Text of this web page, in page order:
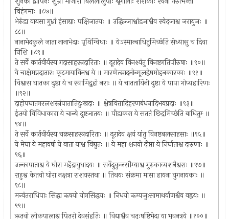
विहंगमाः ॥८७॥
भेरुंडा वायसा गुध्रां हंसाद्याः पक्षिजातयः ॥ उद्धिज्जाश्वांडजाश्वैव स्वेदजाश्व जरायुजः ॥
८८॥
नानाभेदकुले जाता नानाभेदाः पृथिग्विधाः ॥ येऽस्मान्बाधितुमिच्छंति सेध्यासु च दिवा
निशि ॥८९॥
ते सर्वे कार्तवीर्यस्य गदासाहस्त्रदारिताः ॥ दूरादेव विनश्यंतु विनष्टगतिपौरुषाः ॥९०॥
ये चाक्षेमप्रदातारः कूटमायाविनश्व ये ॥ मारणेत्सादनोन्मूलद्वेषमोहनकारकाः ॥९१॥
विश्वास घातका दुष्टा ये च स्वामिद्रुहो नराः ॥ ये चाततायिनी दुष्टा ये पापा गोप्यहारिणः
॥९२॥
दाहोपघातगरलशस्त्रंपातातिदुःखदाः ॥ क्षेत्रवित्तादिहरणबंधनादिभयप्रदाः ॥९३॥
ईतयो विविधाकारा ये चान्ये दुष्टजातयः ॥ पीडाकरा ये सततं छिद्रमिच्छंति बाधितुम्‍ ॥
९४॥
ते सर्वे कार्तवीर्यस्य चक्रसाहस्त्रदारिताः ॥ दूरादेव क्षयं यांतु विनष्टबलसाहसाः ॥९५॥
ये मेघा ये महावर्षा ये वाता याश्व विद्युतः ॥ ये महा शनयो दीप्ता ये निर्घाताश्व दारुणाः ॥
९६॥
उल्कापाताश्व ये घोरा महेंद्रायुधादयः ॥ सर्येदुकुजसौम्याश्व गुरुकाव्यशनैश्वराः ॥९७॥
राहुश्व केतवो घोरा नक्षत्रा राशयस्तथा ॥ तिथयः संक्रमा मासा हायना युगनायकाः ॥
९८॥
मन्वंतराधिपाः सिद्धा ऋषयो योगसिद्धयः ॥ निधयो ऋग्यजुःसामाथर्वाणश्वैव वह्रयः ॥
९९॥
ऋतवो लोकपालाश्व पितरो देवसंहतिः ॥ विद्याश्वैव चतुःषष्टिभेदा या भुवनत्रये ॥१००॥